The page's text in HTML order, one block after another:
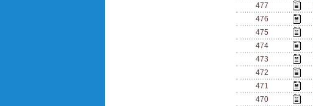
477
476
475
474
473
472
471
470